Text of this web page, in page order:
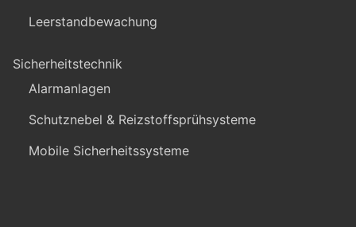
Leerstandbewachung
Sicherheitstechnik
Alarmanlagen
Schutznebel & Reizstoffsprühsysteme
Mobile Sicherheitssysteme